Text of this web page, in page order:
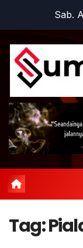
content
Sab.
Tag: